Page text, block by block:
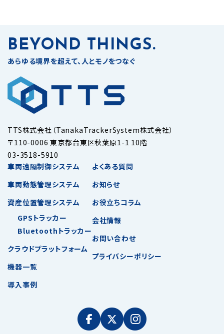
BEYOND THINGS.
あらゆる境界を超えて、人とモノをつなぐ
TTS株式会社（TanakaTrackerSystem株式会社）
〒110-0006 東京都台東区秋葉原1-1 10階
03-3518-5910
車両遠隔制御システム
車両動態管理システム
資産位置管理システム
GPSトラッカー
Bluetoothトラッカー
クラウドプラットフォーム
機器一覧
導入事例
よくある質問
お知らせ
お役立ちコラム
会社情報
お問い合わせ
プライバシーポリシー